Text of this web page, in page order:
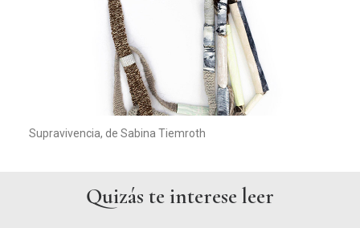
Supravivencia, de Sabina Tiemroth
Quizás te interese leer